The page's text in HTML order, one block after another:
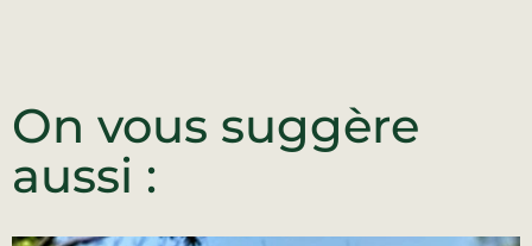
On vous suggère
aussi :